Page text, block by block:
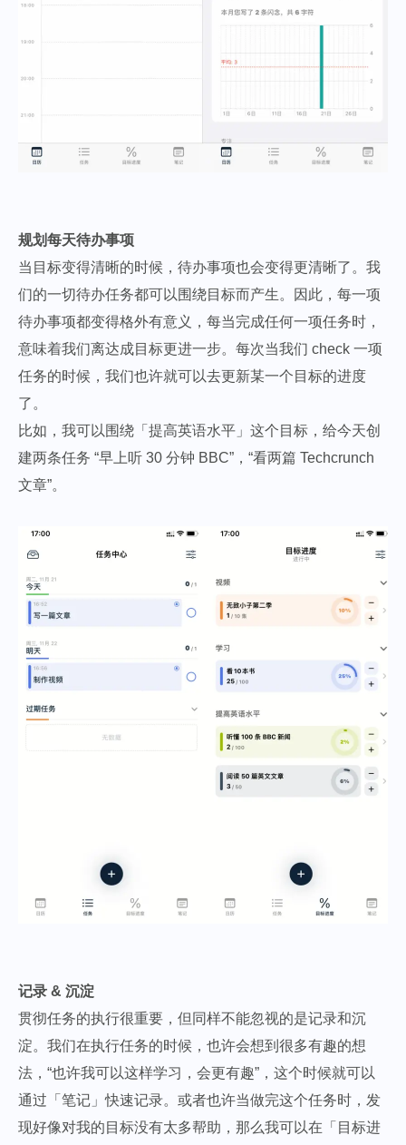
规划每天待办事项
当目标变得清晰的时候，待办事项也会变得更清晰了。我
们的一切待办任务都可以围绕目标而产生。因此，每一项
待办事项都变得格外有意义，每当完成任何一项任务时，
意味着我们离达成目标更进一步。每次当我们 check 一项
任务的时候，我们也许就可以去更新某一个目标的进度
了。
比如，我可以围绕「提高英语水平」这个目标，给今天创
建两条任务 “早上听 30 分钟 BBC”，“看两篇 Techcrunch
文章”。
记录 & 沉淀
贯彻任务的执行很重要，但同样不能忽视的是记录和沉
淀。我们在执行任务的时候，也许会想到很多有趣的想
法，“也许我可以这样学习，会更有趣”，这个时候就可以
通过「笔记」快速记录。或者也许当做完这个任务时，发
现好像对我的目标没有太多帮助，那么我可以在「目标进